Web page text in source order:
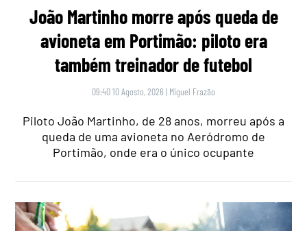
João Martinho morre após queda de
avioneta em Portimão: piloto era
também treinador de futebol
09:40 10 Agosto, 2026 | Miguel Frazão
Piloto João Martinho, de 28 anos, morreu após a
queda de uma avioneta no Aeródromo de
Portimão, onde era o único ocupante